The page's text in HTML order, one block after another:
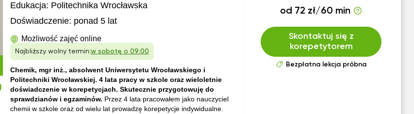
Edukacja: Politechnika Wrocławska
Doświadczenie: ponad 5 lat
Możliwość zajęć online
Najbliższy wolny termin:w sobotę o 09:00
Chemik, mgr inż., absolwent Uniwersytetu Wrocławskiego i
Politechniki Wrocławskiej. 4 lata pracy w szkole oraz wieloletnie
doświadczenie w korepetycjach. Skutecznie przygotowuję do
sprawdzianów i egzaminów. Przez 4 lata pracowałem jako nauczyciel
chemii w szkole oraz od wielu lat prowadzę korepetycje indywidualne.
od 72 zł/60 min
Skontaktuj się z
korepetytorem
Bezpłatna lekcja próbna